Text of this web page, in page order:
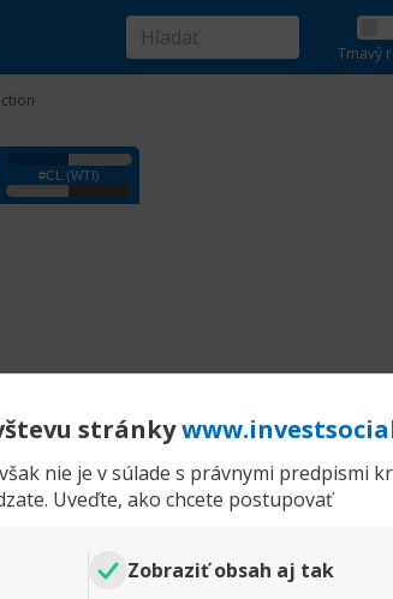
Tmavý
stránky
nie je v súlade s právnymi predpismi
Uveďte, ako chcete postupovať
Zobraziť obsah aj tak